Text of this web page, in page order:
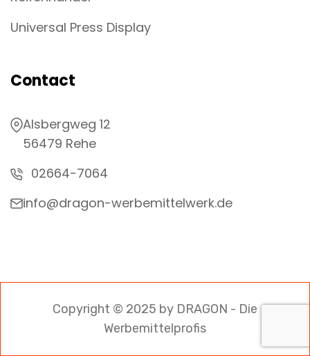
Universal Press Display
Contact
Alsbergweg 12
56479 Rehe
02664-7064
info@dragon-werbemittelwerk.de
Copyright © 2025 by DRAGON - Die
Werbemittelprofis